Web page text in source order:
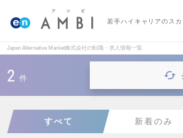
若手ハイキャリアのス
Japan Alternative Market株式会社の転職・求人情報一覧
2 件
すべて 新着のみ